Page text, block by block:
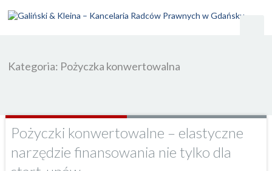
Kategoria: Pożyczka konwertowalna
Pożyczki konwertowalne – elastyczne
narzędzie finansowania nie tylko dla